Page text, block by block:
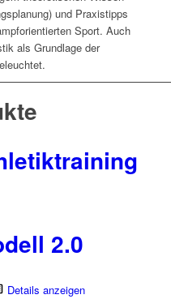
und Praxistipps
Sport. Auch
als Grundlage der
2.0
Details anzeigen